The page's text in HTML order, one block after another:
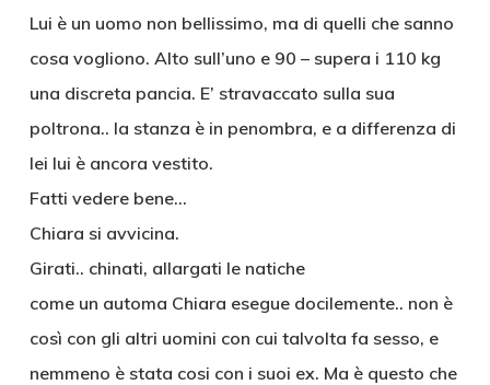
Lui è un uomo non bellissimo, ma di quelli che sanno
cosa vogliono. Alto sull’uno e 90 – supera i 110 kg
una discreta pancia. E’ stravaccato sulla sua
poltrona.. la stanza è in penombra, e a differenza di
lei lui è ancora vestito.
Fatti vedere bene…
Chiara si avvicina.
Girati.. chinati, allargati le natiche
come un automa Chiara esegue docilemente.. non è
così con gli altri uomini con cui talvolta fa sesso, e
nemmeno è stata cosi con i suoi ex. Ma è questo che